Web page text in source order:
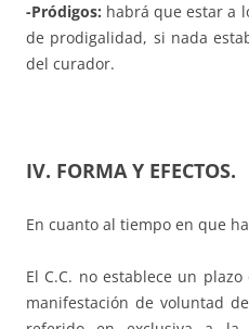
-Pródigos: habrá que estar a
de prodigalidad, si nada
del curador.
IV. FORMA Y EFECTOS.
En cuanto al tiempo en que
El C.C. no establece un
manifestación de voluntad